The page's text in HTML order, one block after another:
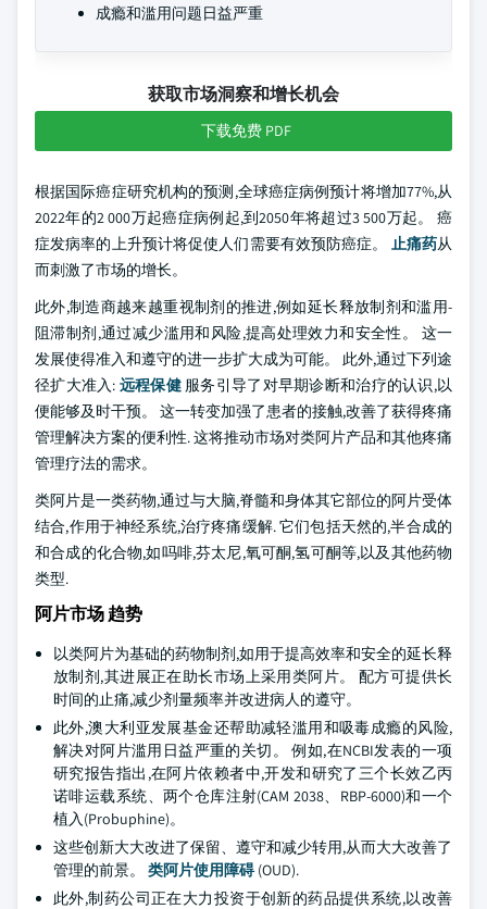
成瘾和滥用问题日益严重
获取市场洞察和增长机会
下载免费 PDF
根据国际癌症研究机构的预测,全球癌症病例预计将增加77%,从
2022年的2 000万起癌症病例起,到2050年将超过3 500万起。 癌
症发病率的上升预计将促使人们需要有效预防癌症。 止痛药从
而刺激了市场的增长。
此外,制造商越来越重视制剂的推进,例如延长释放制剂和滥用-
阻滞制剂,通过减少滥用和风险,提高处理效力和安全性。 这一
发展使得准入和遵守的进一步扩大成为可能。 此外,通过下列途
径扩大准入: 远程保健服务引导了对早期诊断和治疗的认识,以
便能够及时干预。 这一转变加强了患者的接触,改善了获得疼痛
管理解决方案的便利性. 这将推动市场对类阿片产品和其他疼痛
管理疗法的需求。
类阿片是一类药物,通过与大脑,脊髓和身体其它部位的阿片受体
结合,作用于神经系统,治疗疼痛缓解. 它们包括天然的,半合成的
和合成的化合物,如吗啡,芬太尼,氧可酮,氢可酮等,以及其他药物
类型.
阿片市场 趋势
以类阿片为基础的药物制剂,如用于提高效率和安全的延长释
放制剂,其进展正在助长市场上采用类阿片。 配方可提供长
时间的止痛,减少剂量频率并改进病人的遵守。
此外,澳大利亚发展基金还帮助减轻滥用和吸毒成瘾的风险,
解决对阿片滥用日益严重的关切。 例如,在NCBI发表的一项
研究报告指出,在阿片依赖者中,开发和研究了三个长效乙丙
诺啡运载系统、两个仓库注射(CAM 2038、RBP-6000)和一个
植入(Probuphine)。
这些创新大大改进了保留、遵守和减少转用,从而大大改善了
管理的前景。 类阿片使用障碍(OUD).
此外,制药公司正在大力投资于创新的药品提供系统,以改善